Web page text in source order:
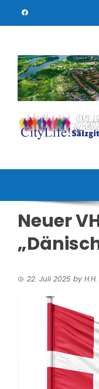
Neuer
22. Juli 2025 by H.H.